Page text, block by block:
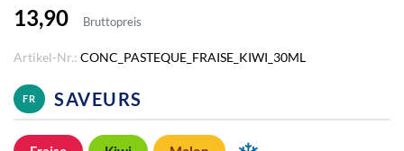
13,90 Bruttopreis
Artikel-Nr.: CONC_PASTEQUE_FRAISE_KIWI_30ML
FR SAVEURS